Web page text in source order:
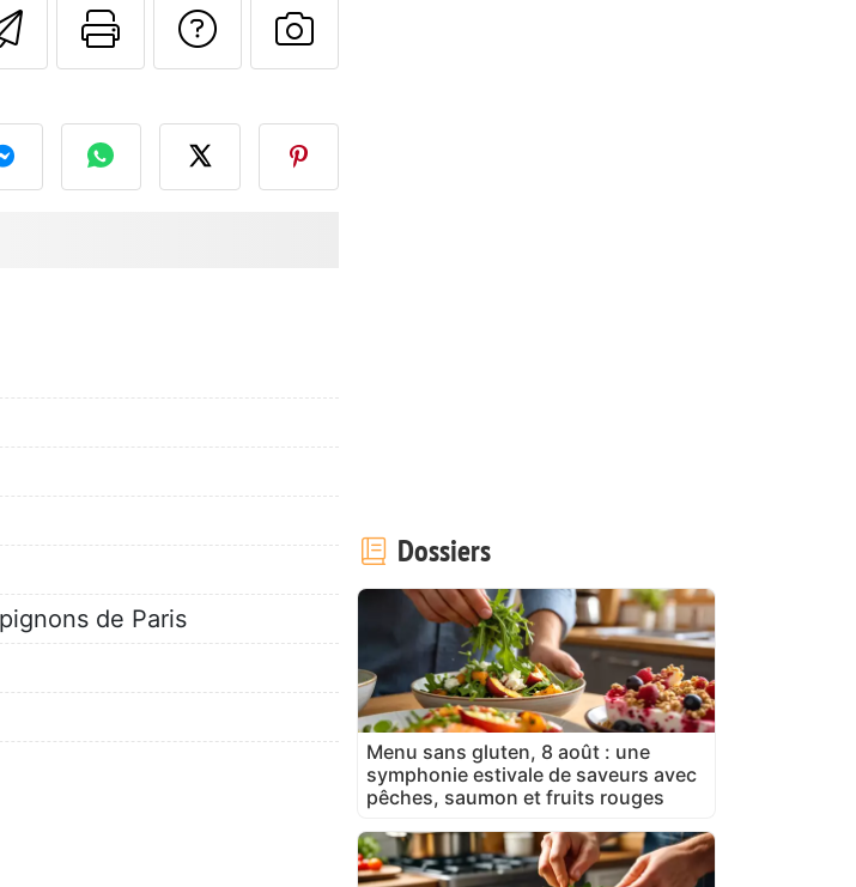
Envoyer cette recette à un ami
Imprimer cette page
Poser une question à l'auteur
Publier votre photo de cette
de Paris
Dossiers
Menu sans gluten, 8 août : une
symphonie estivale de saveurs avec
pêches, saumon et fruits rouges